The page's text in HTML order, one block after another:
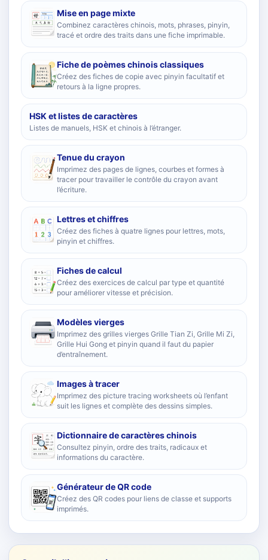
Mise en page mixte
Combinez caractères chinois, mots, phrases, pinyin,
tracé et ordre des traits dans une fiche imprimable.
Fiche de poèmes chinois classiques
Créez des fiches de copie avec pinyin facultatif et
retours à la ligne propres.
HSK et listes de caractères
Listes de manuels, HSK et chinois à l’étranger.
Tenue du crayon
Imprimez des pages de lignes, courbes et formes à
tracer pour travailler le contrôle du crayon avant
l’écriture.
Lettres et chiffres
Créez des fiches à quatre lignes pour lettres, mots,
pinyin et chiffres.
Fiches de calcul
Créez des exercices de calcul par type et quantité
pour améliorer vitesse et précision.
Modèles vierges
Imprimez des grilles vierges Grille Tian Zi, Grille Mi Zi,
Grille Hui Gong et pinyin quand il faut du papier
d’entraînement.
Images à tracer
Imprimez des picture tracing worksheets où l’enfant
suit les lignes et complète des dessins simples.
Dictionnaire de caractères chinois
Consultez pinyin, ordre des traits, radicaux et
informations du caractère.
Générateur de QR code
Créez des QR codes pour liens de classe et supports
imprimés.